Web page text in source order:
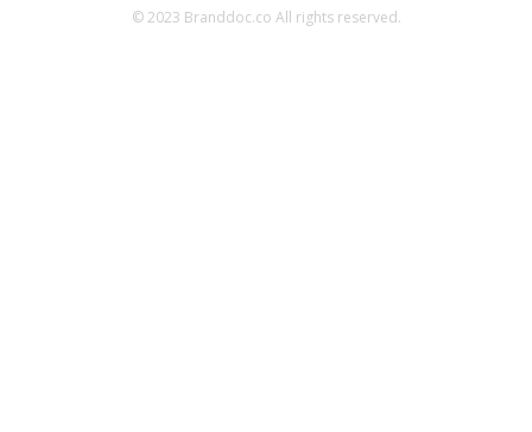
© 2023 Branddoc.co All rights reserved.